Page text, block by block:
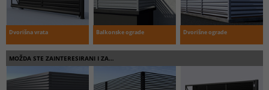
Dvorišna vrata Balkonske ograde Dvorišne ograde
MOŽDA STE ZAINTERESIRANI I ZA…